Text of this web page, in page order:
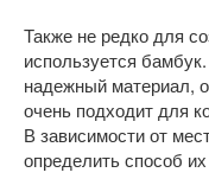
Также не редко для
используется
надежный материал,
очень подходит для
В зависимости от
определить способ